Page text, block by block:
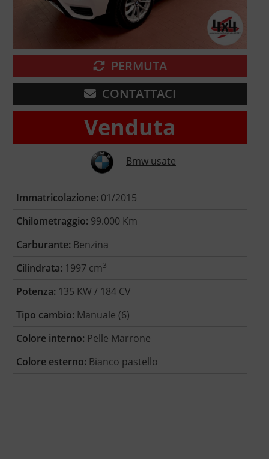
PERMUTA
CONTATTACI
Venduta
Bmw usate
Immatricolazione: 01/2015
Chilometraggio: 99.000 Km
Carburante: Benzina
Cilindrata: 1997 cm3
Potenza: 135 KW / 184 CV
Tipo cambio: Manuale (6)
Colore interno: Pelle Marrone
Colore esterno: Bianco pastello